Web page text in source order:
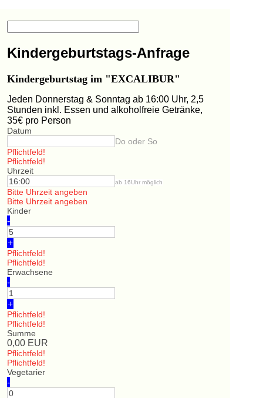
Kindergeburtstags-Anfrage
Kindergeburtstag im "EXCALIBUR"
Jeden Donnerstag & Sonntag ab 16:00 Uhr, 2,5
Stunden inkl. Essen und alkoholfreie Getränke,
35€ pro Person
Datum
Do oder So
Pflichtfeld!
Pflichtfeld!
Uhrzeit
ab 16Uhr möglich
Bitte Uhrzeit angeben
Bitte Uhrzeit angeben
Kinder
-
+
Pflichtfeld!
Pflichtfeld!
Erwachsene
-
+
Pflichtfeld!
Pflichtfeld!
Summe
0,00EUR
Pflichtfeld!
Pflichtfeld!
Vegetarier
-